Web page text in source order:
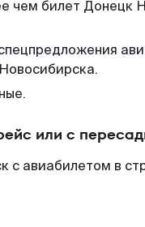
чем билет Донецк
или с
авиабилетом в